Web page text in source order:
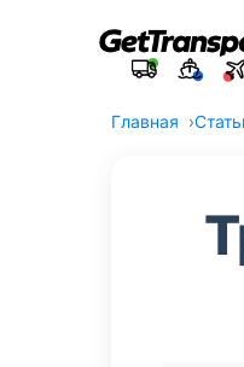
Главная